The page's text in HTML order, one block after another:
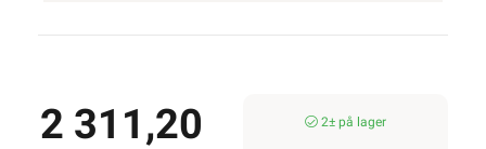
2 311,20 2± på lager